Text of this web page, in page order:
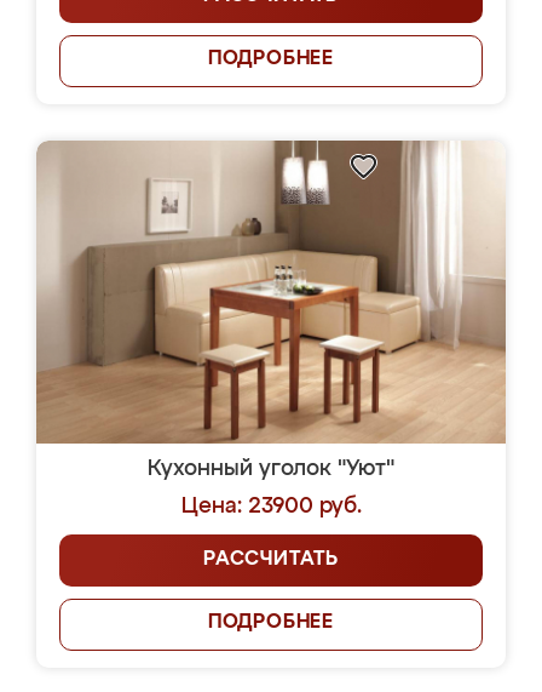
ПОДРОБНЕЕ
Кухонный уголок "Уют"
Цена: 23900 руб.
РАССЧИТАТЬ
ПОДРОБНЕЕ